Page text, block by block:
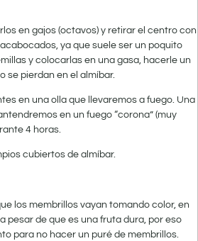
en gajos (octavos) y retirar el centro con
ya que suele ser un poquito
y colocarlas en una gasa, hacerle un
se pierdan en el almíbar.
en una olla que llevaremos a fuego. Una
en un fuego “corona” (muy
4 horas.
cubiertos de almíbar.
los membrillos vayan tomando color, en
pesar de que es una fruta dura, por eso
para no hacer un puré de membrillos.